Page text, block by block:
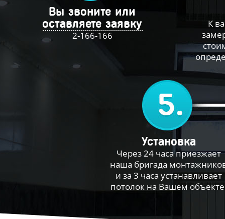
Вы звоните или
оставляете заявку
2-166-166
К
Установка
Через 24 часа приезжает
наша бригада
и за 3 часа устанавливает
потолок на Вашем